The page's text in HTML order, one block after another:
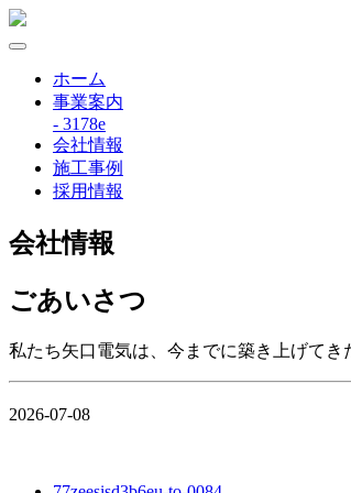
ホーム
事業案内
- 3178e
会社情報
施工事例
採用情報
会社情報
ごあいさつ
私たち矢口電気は、今までに築き上げて
2026-07-08